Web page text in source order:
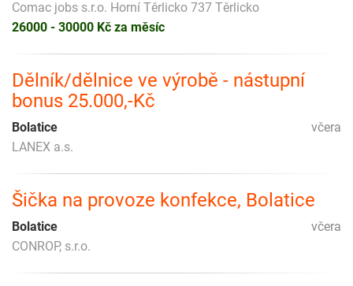
Comac jobs s.r.o. Horní Těrlicko 737 Těrlicko
26000 - 30000 Kč za měsíc
Dělník/dělnice ve výrobě - nástupní
bonus 25.000,-Kč
včera
Bolatice
LANEX a.s.
Šička na provoze konfekce, Bolatice
včera
Bolatice
CONROP, s.r.o.